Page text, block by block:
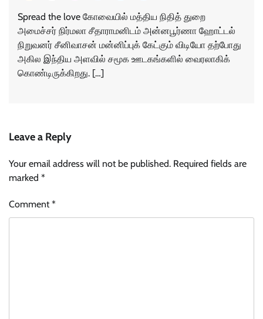
Spread the love கோவையில் மத்திய நிதித் துறை
அமைச்சர் நிர்மலா சீதாராமனிடம் அன்னபூர்ணா ஹோட்டல்
நிறுவனர் சீனிவாசன் மன்னிப்புக் கேட்கும் விடியோ தற்போது
அகில இந்திய அளவில் சமூக ஊடகங்களில் வைரலாகிக்
கொண்டிருக்கிறது. […]
Leave a Reply
Your email address will not be published. Required fields are
marked *
Comment*